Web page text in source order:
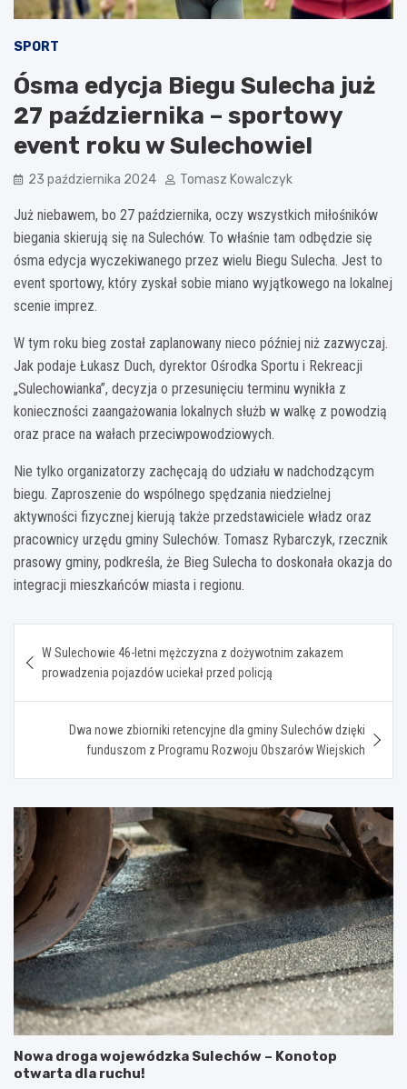
SPORT
Ósma edycja Biegu Sulecha już
27 października – sportowy
event roku w Sulechowie!
23 października 2024 Tomasz Kowalczyk
Już niebawem, bo 27 października, oczy wszystkich miłośników
biegania skierują się na Sulechów. To właśnie tam odbędzie się
ósma edycja wyczekiwanego przez wielu Biegu Sulecha. Jest to
event sportowy, który zyskał sobie miano wyjątkowego na lokalnej
scenie imprez.
W tym roku bieg został zaplanowany nieco później niż zazwyczaj.
Jak podaje Łukasz Duch, dyrektor Ośrodka Sportu i Rekreacji
„Sulechowianka”, decyzja o przesunięciu terminu wynikła z
konieczności zaangażowania lokalnych służb w walkę z powodzią
oraz prace na wałach przeciwpowodziowych.
Nie tylko organizatorzy zachęcają do udziału w nadchodzącym
biegu. Zaproszenie do wspólnego spędzania niedzielnej
aktywności fizycznej kierują także przedstawiciele władz oraz
pracownicy urzędu gminy Sulechów. Tomasz Rybarczyk, rzecznik
prasowy gminy, podkreśla, że Bieg Sulecha to doskonała okazja do
integracji mieszkańców miasta i regionu.
wpisu
W Sulechowie 46-letni mężczyzna z dożywotnim zakazem
prowadzenia pojazdów uciekał przed policją
Dwa nowe zbiorniki retencyjne dla gminy Sulechów dzięki
funduszom z Programu Rozwoju Obszarów Wiejskich
Nowa droga wojewódzka Sulechów – Konotop
otwarta dla ruchu!